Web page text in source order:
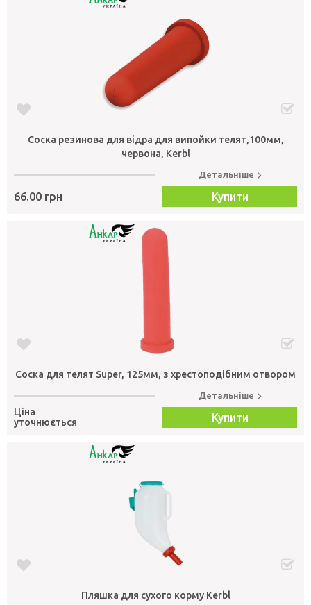
Соска резинова для відра для випойки телят,100мм,
червона, Kerbl
66.00 грн
Детальніше
Купити
Соска для телят Super, 125мм, з хрестоподібним отвором
Ціна
уточнюється
Детальніше
Купити
Пляшка для сухого корму Kerbl